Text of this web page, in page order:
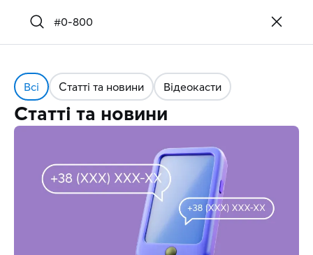
Всі Статті та новини Відеокасти
Статті та новини